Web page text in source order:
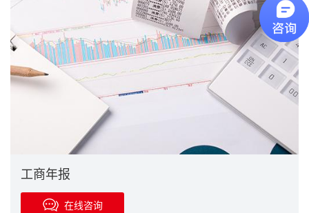
工商年报
在线咨询